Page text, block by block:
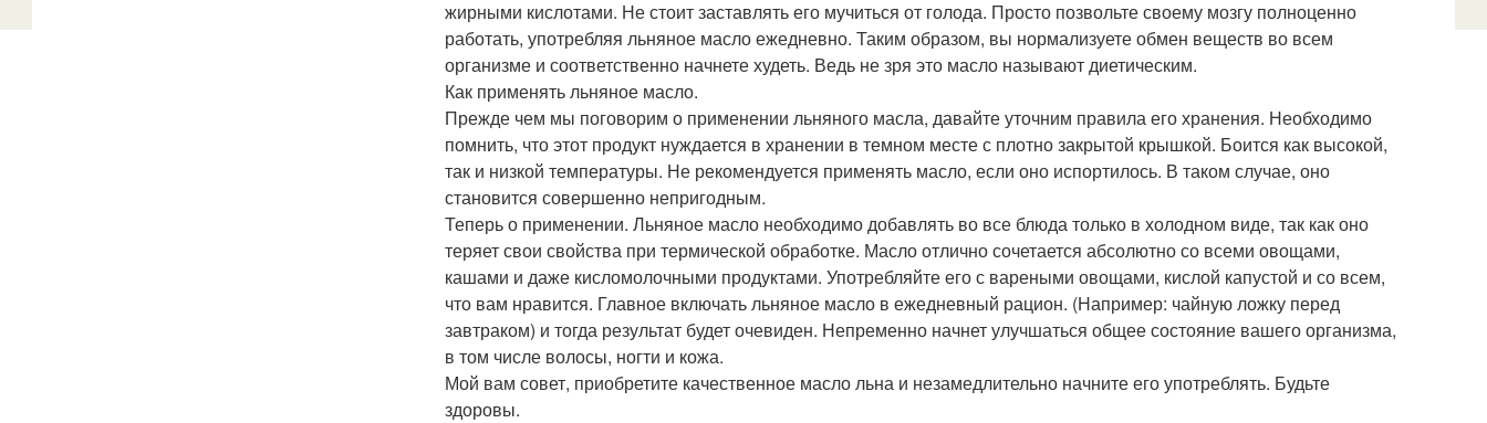
жирными кислотами. Не стоит заставлять его мучиться от голода. Просто позвольте своему мозгу полноценно
работать, употребляя льняное масло ежедневно. Таким образом, вы нормализуете обмен веществ во всем
организме и соответственно начнете худеть. Ведь не зря это масло называют диетическим.
Как применять льняное масло.
Прежде чем мы поговорим о применении льняного масла, давайте уточним правила его хранения. Необходимо
помнить, что этот продукт нуждается в хранении в темном месте с плотно закрытой крышкой. Боится как высокой,
так и низкой температуры. Не рекомендуется применять масло, если оно испортилось. В таком случае, оно
становится совершенно непригодным.
Теперь о применении. Льняное масло необходимо добавлять во все блюда только в холодном виде, так как оно
теряет свои свойства при термической обработке. Масло отлично сочетается абсолютно со всеми овощами,
кашами и даже кисломолочными продуктами. Употребляйте его с вареными овощами, кислой капустой и со всем,
что вам нравится. Главное включать льняное масло в ежедневный рацион. (Например: чайную ложку перед
завтраком) и тогда результат будет очевиден. Непременно начнет улучшаться общее состояние вашего организма,
в том числе волосы, ногти и кожа.
Мой вам совет, приобретите качественное масло льна и незамедлительно начните его употреблять. Будьте
здоровы.